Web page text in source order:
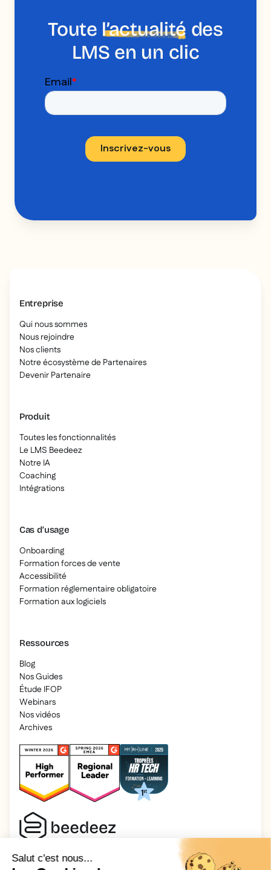
Toute l’actualité des
LMS en un clic
Entreprise
Qui nous sommes
Nous rejoindre
Nos clients
Notre écosystème de Partenaires
Devenir Partenaire
Produit
Toutes les fonctionnalités
Le LMS Beedeez
Notre IA
Coaching
Intégrations
Cas d’usage
Onboarding
Formation forces de vente
Accessibilité
Formation réglementaire obligatoire
Formation aux logiciels
Ressources
Blog
Nos Guides
Étude IFOP
Webinars
Nos vidéos
Archives